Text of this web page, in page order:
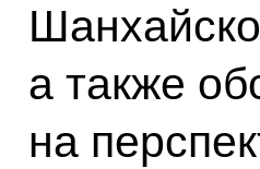
а также
на